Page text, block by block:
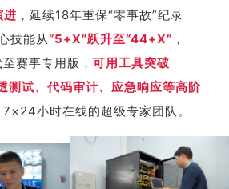
进 ，延续18年重保“零事故”纪录
技能从“5+X”跃升至“44+X” ，
赛事专用版，可用工具突破
测试、代码审计、应急响应等高阶
7×24小时在线的超级专家团队。